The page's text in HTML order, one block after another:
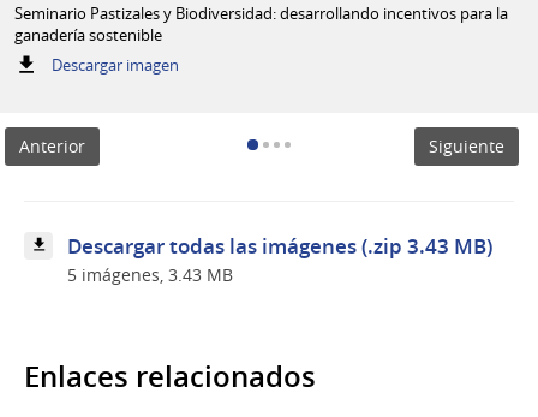
Seminario Pastizales y Biodiversidad: desarrollando incentivos para la
ganadería sostenible
Descargar imagen:
Biodiversidad:
ganadería
sostenible
Anterior Siguiente
Descargar todas las imágenes (.zip 3.43 MB)
5 imágenes, 3.43 MB
Enlaces relacionados